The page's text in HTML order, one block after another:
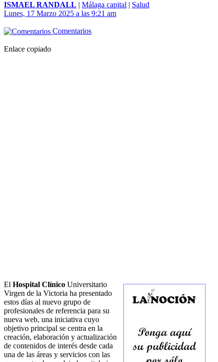
ISMAEL RANDALL | Málaga capital | Salud
Lunes, 17 Marzo 2025 a las 9:21 am
Comentarios
Enlace copiado
El Hospital Clínico Universitario
Virgen de la Victoria ha presentado
estos días al nuevo grupo de
profesionales de referencia para su
nueva web, una iniciativa cuyo
objetivo principal se centra en la
creación, elaboración y actualización
de contenidos de interés desde cada
una de las áreas y servicios con las